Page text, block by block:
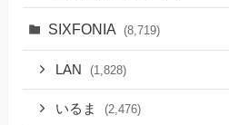
SIXFONIA (8,719)
LAN (1,828)
いるま (2,476)